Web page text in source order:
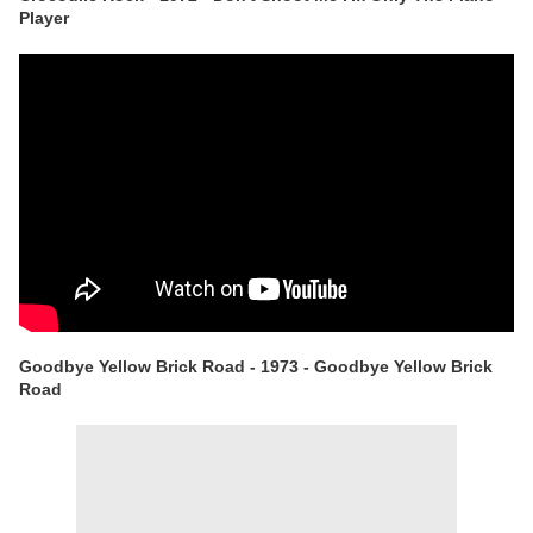
Player
Goodbye Yellow Brick Road - 1973 - Goodbye Yellow Brick
Road